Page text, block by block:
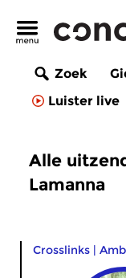
Zoek
Luister live
Alle
Lamanna
Crosslinks |